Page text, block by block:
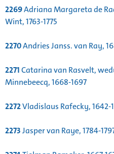
2269Adriana Margareta de
Wint, 1763-1775
2270Andries Janss. van Ray,
2271Catarina van Rasvelt,
Minnebeecq, 1668-1697
2272Vladislaus Rafecky, 1642-
2273Jasper van Raye, 1784-